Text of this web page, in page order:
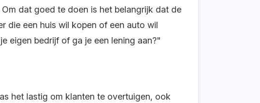
dat goed te doen is het belangrijk dat de
die een huis wil kopen of een auto wil
eigen bedrijf of ga je een lening aan?"
het lastig om klanten te overtuigen, ook